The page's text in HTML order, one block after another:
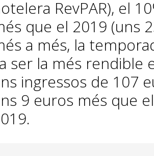
RevPAR), el
que el 2019 (uns
a més, la
ser la més rendible
ingressos de 107
9 euros més que